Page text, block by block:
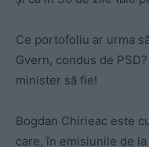
Ce portofoliu ar urma
Gvern, condus de
minister să fie!
Bogdan Chirieac este
care, în emisiunile de